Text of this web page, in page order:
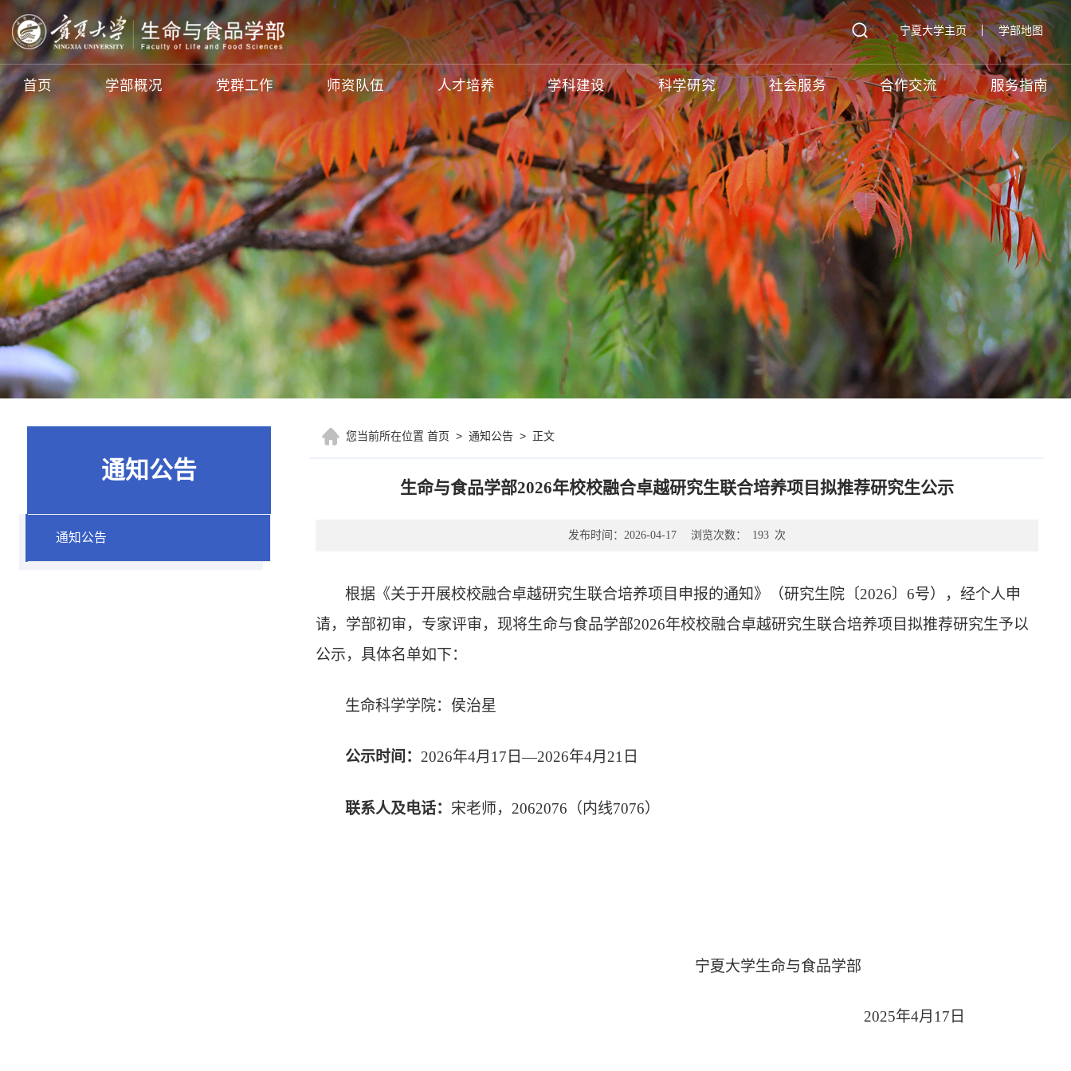
宁夏大学主页 学部地图
首页 学部概况 党群工作 师资队伍 人才培养 学科建设 科学研究 社会服务 合作交流 服务指南
通知公告
通知公告
您当前所在位置首页 > 通知公告 > 正文
生命与食品学部2026年校校融合卓越研究生联合培养项目拟推荐研究生公示
发布时间： 2026-04-17 浏览次数： 193 次
根据《关于开展校校融合卓越研究生联合培养项目申报的通知》（研究生院〔2026〕 6号），经个人申
请，学部初审，专家评审，现将生命与食品学部2026年校校融合卓越研究生联合培养项目拟推荐研究生予以
公示，具体名单如下：
生命科学学院：侯治星
公示时间： 2026年4月 17 日—2026年4月 21 日
联系人及电话： 宋老师， 2062076 （内线7076）
宁夏大学生命与食品学部
2025年4月 17 日